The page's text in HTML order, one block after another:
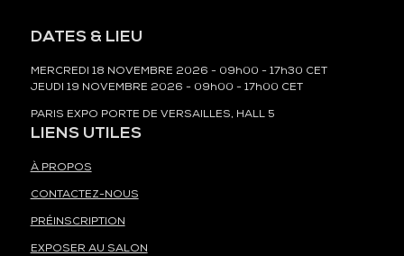
DATES & LIEU
MERCREDI 18 NOVEMBRE 2026 - 09h00 - 17h30 CET
JEUDI 19 NOVEMBRE 2026 - 09h00 - 17h00 CET
PARIS EXPO PORTE DE VERSAILLES, HALL 5
LIENS UTILES
À PROPOS
CONTACTEZ-NOUS
PRÉINSCRIPTION
EXPOSER AU SALON